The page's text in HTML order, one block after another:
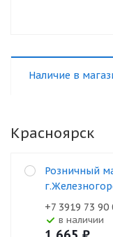
Наличие в
Красноярск
Розничный
+7 3919 73 90
В наличии